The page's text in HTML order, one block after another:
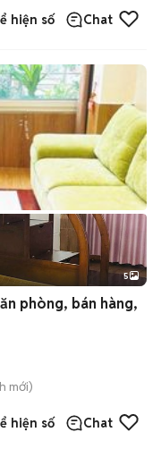
hiện số Chat
5
phòng, bán hàng,
mới)
hiện số Chat